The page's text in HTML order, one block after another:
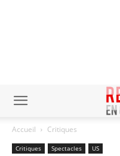
Accueil Critiques
Critiques Spectacles US